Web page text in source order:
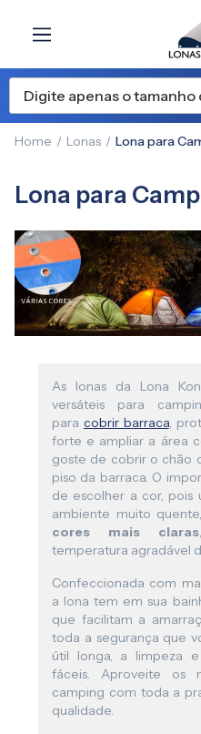
Home Lonas Lona para
Lona para
As lonas da Lona
versáteis para
para cobrir barraca,
forte e ampliar a área
goste de cobrir o chão
piso da barraca. O
de escolher a cor, pois
ambiente muito
cores mais claras
temperatura agradável
Confeccionada com
a lona tem em sua
que facilitam a
toda a segurança que
útil longa, a limpeza
fáceis. Aproveite os
camping com toda a
qualidade.